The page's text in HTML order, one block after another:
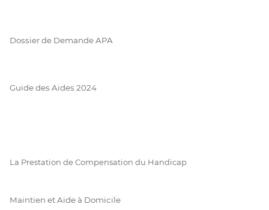
Dossier de Demande APA
Guide des Aides 2024
La Prestation de Compensation du Handicap
Maintien et Aide à Domicile